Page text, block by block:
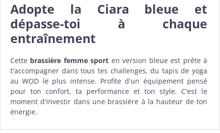
Adopte la Ciara bleue et
dépasse-toi à chaque
entraînement
Cette brassière femme sport en version bleue est prête à
t'accompagner dans tous tes challenges, du tapis de yoga
au WOD le plus intense. Profite d'un équipement pensé
pour ton confort, ta performance et ton style. C'est le
moment d'investir dans une brassière à la hauteur de ton
énergie.